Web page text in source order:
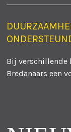
Bij verschillende
Bredanaars een